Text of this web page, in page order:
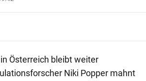
Österreich bleibt weiter
Niki Popper mahnt